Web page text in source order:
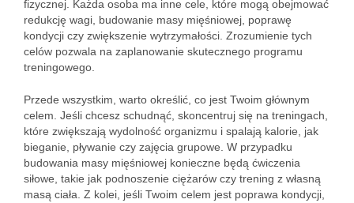
fizycznej. Każda osoba ma inne cele, które mogą obejmować
redukcję wagi, budowanie masy mięśniowej, poprawę
kondycji czy zwiększenie wytrzymałości. Zrozumienie tych
celów pozwala na zaplanowanie skutecznego programu
treningowego.
Przede wszystkim, warto określić, co jest Twoim głównym
celem. Jeśli chcesz schudnąć, skoncentruj się na treningach,
które zwiększają wydolność organizmu i spalają kalorie, jak
bieganie, pływanie czy zajęcia grupowe. W przypadku
budowania masy mięśniowej konieczne będą ćwiczenia
siłowe, takie jak podnoszenie ciężarów czy trening z własną
masą ciała. Z kolei, jeśli Twoim celem jest poprawa kondycji,